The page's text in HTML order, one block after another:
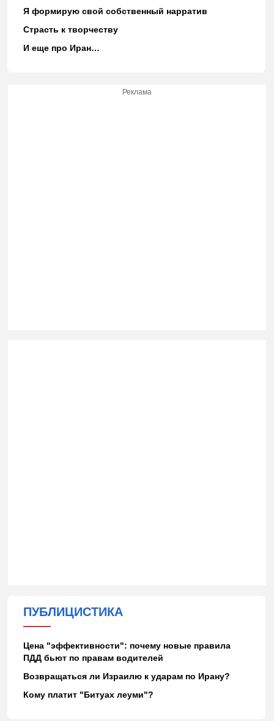
Я формирую свой собственный нарратив
Страсть к творчеству
И еще про Иран…
Реклама
ПУБЛИЦИСТИКА
Цена "эффективности": почему новые правила
ПДД бьют по правам водителей
Возвращаться ли Израилю к ударам по Ирану?
Кому платит "Битуах леуми"?